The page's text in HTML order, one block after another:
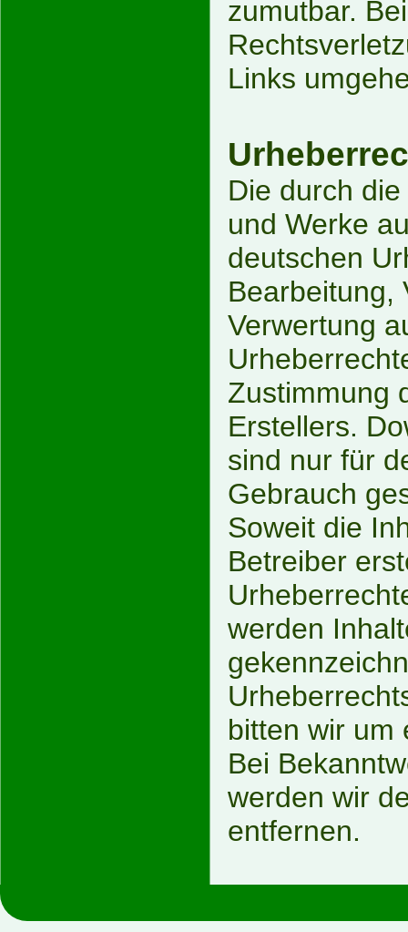
zumutbar.
Links
Die durch
und Werke
deutschen
Bearbeitung,
Verwertung
Zustimmung
Erstellers.
sind nur für
Gebrauch
Soweit die
Betreiber
werden
bitten wir um
Bei
werden wir
entfernen.